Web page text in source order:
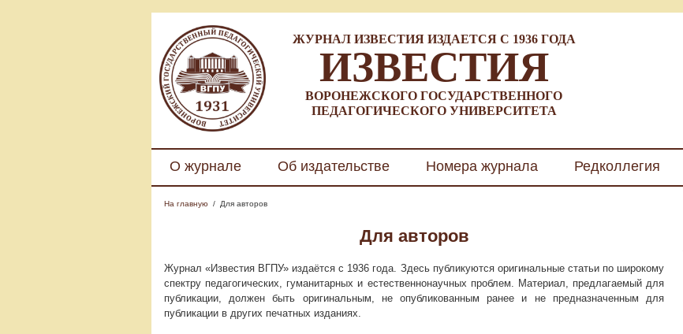
ЖУРНАЛ ИЗВЕСТИЯ ИЗДАЕТСЯ С 1936 ГОДА
ИЗВЕСТИЯ
ВОРОНЕЖСКОГО ГОСУДАРСТВЕННОГО
ПЕДАГОГИЧЕСКОГО УНИВЕРСИТЕТА
О журнале Об издательстве Номера журнала Редколлегия
На главную / Для авторов
Для авторов
Журнал «Известия ВГПУ» издаётся с 1936 года. Здесь публикуются оригинальные статьи по широкому
спектру педагогических, гуманитарных и естественнонаучных проблем. Материал, предлагаемый для
публикации, должен быть оригинальным, не опубликованным ранее и не предназначенным для
публикации в других печатных изданиях.